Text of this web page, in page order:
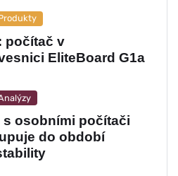
počítač v
EliteBoard G1a
s osobními počítači
do období